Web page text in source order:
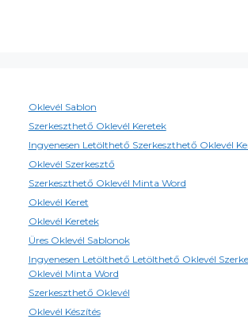
Oklevél Sablon
Szerkeszthető Oklevél Keretek
Ingyenesen Letölthető Szerkeszthető Oklevél
Oklevél Szerkesztő
Szerkeszthető Oklevél Minta Word
Oklevél Keret
Oklevél Keretek
Üres Oklevél Sablonok
Ingyenesen Letölthető Letölthető Oklevél
Oklevél Minta Word
Szerkeszthető Oklevél
Oklevél Készítés